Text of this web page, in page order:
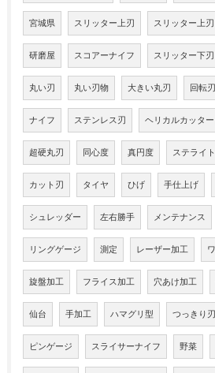
宮城県 スリッター上刃 スリッター上刃
研磨屋 スコアーナイフ スリッター下刃
丸い刃 丸い刃物 大きい丸刃 回転刃
ナイフ ステンレス刃 ヘリカルカッター
超硬丸刃 同心度 真円度 ステライト
カット刃 タイヤ ひげ 手仕上げ
シュレッダー 左右勝手 メンテナンス
リングゲージ 測定 レーザー加工
旋盤加工 フライス加工 穴あけ加工
仙台 手加工 ハマグリ型 つっきり刃
ピンゲージ スライサーナイフ 野菜